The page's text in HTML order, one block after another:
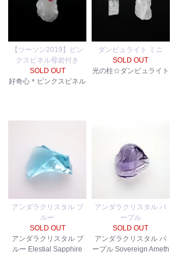
【ツーソン2019】ピン
クスピネル母岩付き
SOLD OUT
好奇心＊ピンクスピネル
ダンビュライト ミニ
SOLD OUT
光の柱☆ダンビュライト
アンダラクリスタル ブ
ルー
SOLD OUT
アンダラクリスタル ブ
ルー Elestial Sapphire
アンダラクリスタル パ
ープル
SOLD OUT
アンダラクリスタル パ
ープル Sovereign Ameth